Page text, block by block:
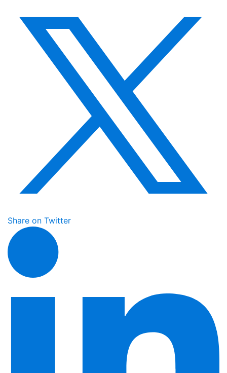
Share on Twitter